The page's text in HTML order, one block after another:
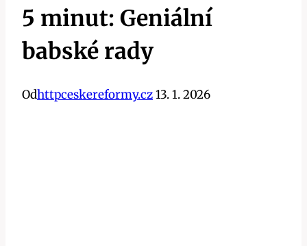
5 minut: Geniální
babské rady
Odhttpceskereformy.cz13. 1. 2026